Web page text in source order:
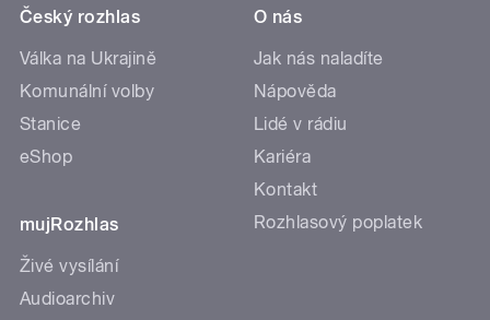
Český rozhlas
Válka na Ukrajině
Komunální volby
Stanice
eShop
mujRozhlas
Živé vysílání
Audioarchiv
O nás
Jak nás naladíte
Nápověda
Lidé v rádiu
Kariéra
Kontakt
Rozhlasový poplatek